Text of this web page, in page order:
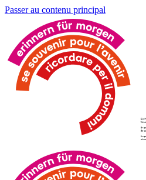
Passer au contenu principal